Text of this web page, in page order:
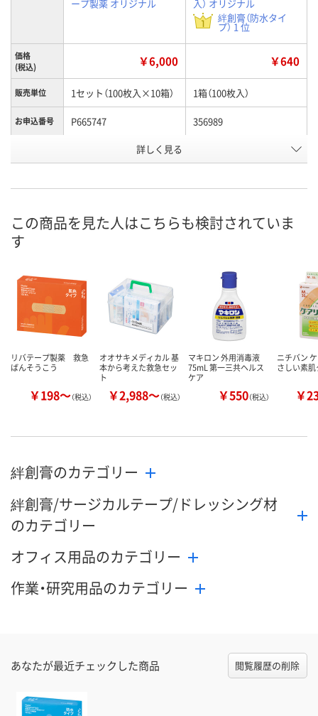
ープ製薬 オリジナル
入） オリジナル
絆創膏（防水タイ
プ） 1 位
価格
(税込)
￥6,000 ￥640
販売単位 1セット（100枚入×10箱） 1箱（100枚入）
お申込番号 P665747 356989
数量 数量
詳しく見る
この商品を見た人はこちらも検討されていま
す
リバテープ製薬 救急
ばんそうこう
￥198～（税込）
オオサキメディカル 基
本から考えた救急セッ
ト
￥2,988～（税込）
マキロン 外用消毒液
75mL 第一三共ヘルス
ケア
￥550（税込）
ニチバン
さしい素
￥
絆創膏のカテゴリー
絆創膏/サージカルテープ/ドレッシング材
のカテゴリー
オフィス用品のカテゴリー
作業・研究用品のカテゴリー
あなたが最近チェックした商品 閲覧履歴の削除